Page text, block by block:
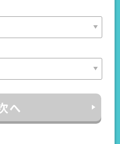
へ